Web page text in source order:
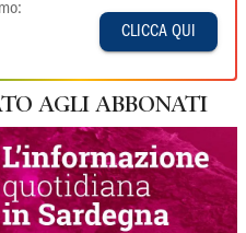
CLICCA QUI
AGLI ABBONATI